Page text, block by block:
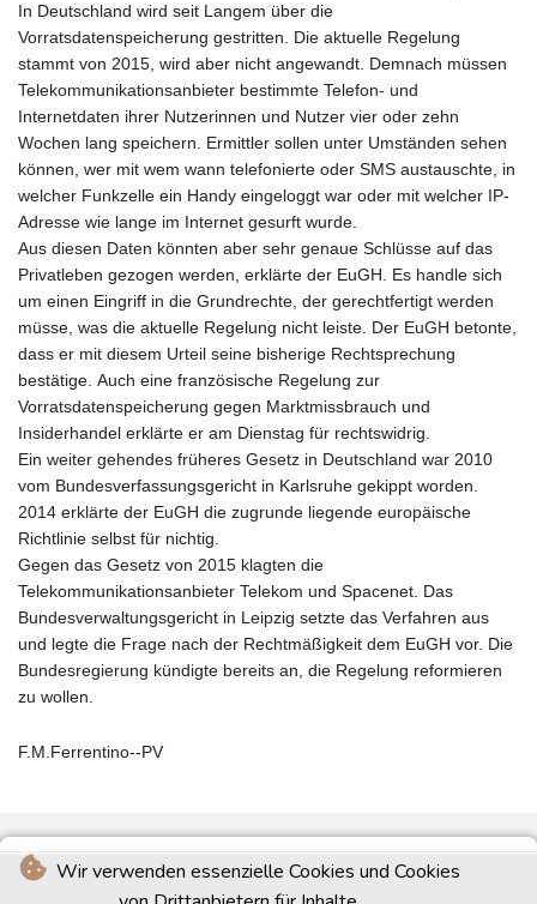
Wir verwenden essenzielle Cookies und Cookies
In Deutschland wird seit Langem über die
Vorratsdatenspeicherung gestritten. Die aktuelle Regelung
stammt von 2015, wird aber nicht angewandt. Demnach müssen
Telekommunikationsanbieter bestimmte Telefon- und
Internetdaten ihrer Nutzerinnen und Nutzer vier oder zehn
Wochen lang speichern. Ermittler sollen unter Umständen sehen
können, wer mit wem wann telefonierte oder SMS austauschte, in
welcher Funkzelle ein Handy eingeloggt war oder mit welcher IP-
Adresse wie lange im Internet gesurft wurde.
Aus diesen Daten könnten aber sehr genaue Schlüsse auf das
Privatleben gezogen werden, erklärte der EuGH. Es handle sich
um einen Eingriff in die Grundrechte, der gerechtfertigt werden
müsse, was die aktuelle Regelung nicht leiste. Der EuGH betonte,
dass er mit diesem Urteil seine bisherige Rechtsprechung
bestätige. Auch eine französische Regelung zur
Vorratsdatenspeicherung gegen Marktmissbrauch und
Insiderhandel erklärte er am Dienstag für rechtswidrig.
Ein weiter gehendes früheres Gesetz in Deutschland war 2010
vom Bundesverfassungsgericht in Karlsruhe gekippt worden.
2014 erklärte der EuGH die zugrunde liegende europäische
Richtlinie selbst für nichtig.
Gegen das Gesetz von 2015 klagten die
Telekommunikationsanbieter Telekom und Spacenet. Das
Bundesverwaltungsgericht in Leipzig setzte das Verfahren aus
und legte die Frage nach der Rechtmäßigkeit dem EuGH vor. Die
Bundesregierung kündigte bereits an, die Regelung reformieren
zu wollen.
F.M.Ferrentino--PV